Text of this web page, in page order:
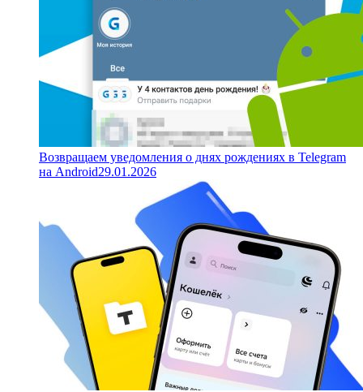
Возвращаем уведомления о днях рождениях в Telegram
на Android29.01.2026